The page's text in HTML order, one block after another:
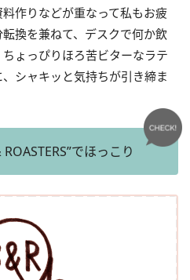
作りなどが重なって私もお疲
換を兼ねて、デスクで何か飲
ょっぴりほろ苦ビターなラテ
シャキッと気持ちが引き締ま
でほっこり